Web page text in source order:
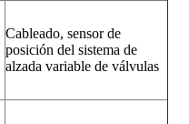
Cableado, sensor de
posición del sistema de
alzada variable de válvulas